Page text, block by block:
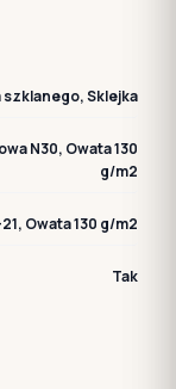
szklanego, Sklejka
N30, Owata 130
g/m2
Owata 130 g/m2
Tak